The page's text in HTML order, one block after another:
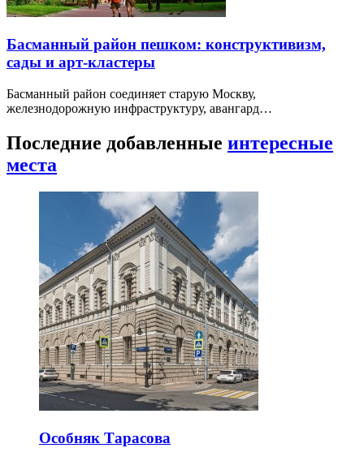
Басманный район пешком: конструктивизм,
сады и арт-кластеры
Басманный район соединяет старую Москву,
железнодорожную инфраструктуру, авангард…
Последние добавленные интересные
места
Особняк Тарасова